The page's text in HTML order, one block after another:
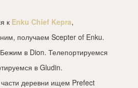
к Enku Chief Kepra,
получаем Scepter of Enku.
в Dion. Телепортируемся
в Gludin.
деревни ищем Prefect